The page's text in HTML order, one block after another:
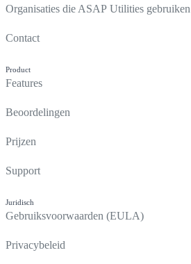
Organisaties die ASAP Utilities gebruiken
Contact
Product
Features
Beoordelingen
Prijzen
Support
Juridisch
Gebruiksvoorwaarden (EULA)
Privacybeleid